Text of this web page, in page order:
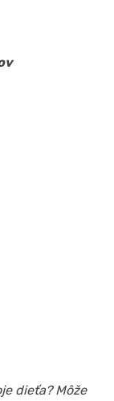
dieťa? Môže